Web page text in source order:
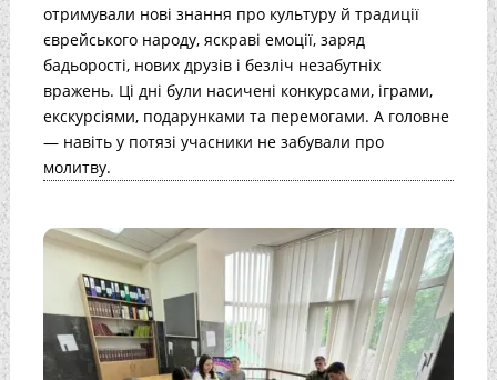
отримували нові знання про культуру й традиції
єврейського народу, яскраві емоції, заряд
бадьорості, нових друзів і безліч незабутніх
вражень. Ці дні були насичені конкурсами, іграми,
екскурсіями, подарунками та перемогами. А головне
— навіть у потязі учасники не забували про
молитву.